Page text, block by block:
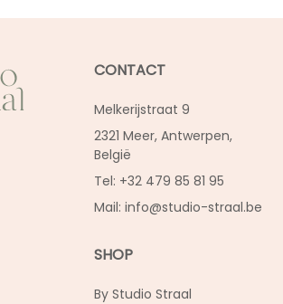
CONTACT
Melkerijstraat 9
2321 Meer, Antwerpen,
België
Tel: +32 479 85 81 95
Mail: info@studio-straal.be
SHOP
By Studio Straal